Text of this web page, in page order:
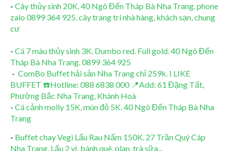
- Cây thủy sinh 20K. 40 Ngô Đến Tháp Bà Nha Trang. phone
zalo 0899 364 925. cây trang trí nhà hàng, khách sạn, chung
cư
- Cá 7 màu thủy sinh 3K. Dumbo red. Full gold. 40 Ngô Đến
Tháp Bà Nha Trang. 0899 364 925
- ComBo Buffet hải sản Nha Trang chỉ 259k. I LIKE
BUFFET ☎️Hotline: 088 6838 000 📍Add: 61 Đặng Tất,
Phường Bắc Nha Trang, Khánh Hoà
- Cá cảnh molly 15K, mún đỏ 5K. 40 Ngô Đến Tháp Bà Nha
Trang
- Buffet chay Vegi Lẩu Rau Nấm 150K. 27 Trần Quý Cáp
Nha Trang. Lẩu 2 vị, bánh quê, plan, trà sữa...